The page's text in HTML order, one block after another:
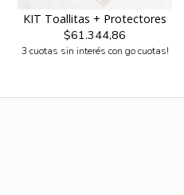
KIT Toallitas + Protectores
$61.344,86
3 cuotas sin interés con go cuotas!